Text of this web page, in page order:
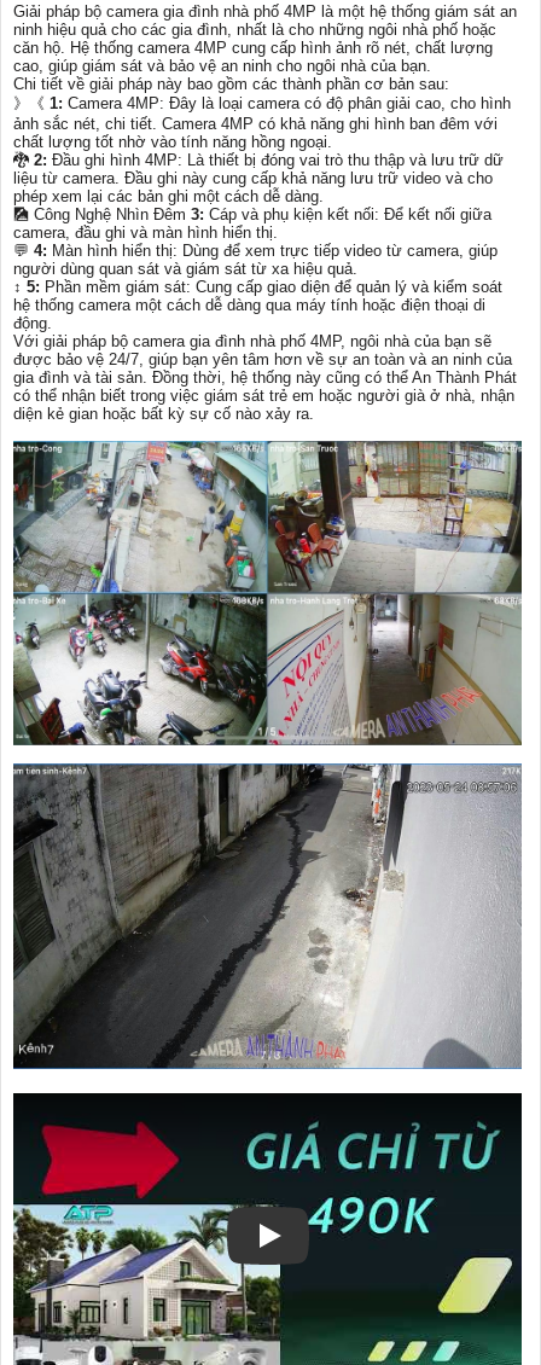
Giải pháp bộ camera gia đình nhà phố 4MP là một hệ thống giám sát an
ninh hiệu quả cho các gia đình, nhất là cho những ngôi nhà phố hoặc
căn hộ. Hệ thống camera 4MP cung cấp hình ảnh rõ nét, chất lượng
cao, giúp giám sát và bảo vệ an ninh cho ngôi nhà của bạn.
Chi tiết về giải pháp này bao gồm các thành phần cơ bản sau:
》《 1: Camera 4MP: Đây là loại camera có độ phân giải cao, cho hình
ảnh sắc nét, chi tiết. Camera 4MP có khả năng ghi hình ban đêm với
chất lượng tốt nhờ vào tính năng hồng ngoại.
🐉️ 2: Đầu ghi hình 4MP: Là thiết bị đóng vai trò thu thập và lưu trữ dữ
liệu từ camera. Đầu ghi này cung cấp khả năng lưu trữ video và cho
phép xem lại các bản ghi một cách dễ dàng.
🎑 Công Nghệ Nhìn Đêm 3: Cáp và phụ kiện kết nối: Để kết nối giữa
camera, đầu ghi và màn hình hiển thị.
️💬 4: Màn hình hiển thị: Dùng để xem trực tiếp video từ camera, giúp
người dùng quan sát và giám sát từ xa hiệu quả.
↕️ 5: Phần mềm giám sát: Cung cấp giao diện để quản lý và kiểm soát
hệ thống camera một cách dễ dàng qua máy tính hoặc điện thoại di
động.
Với giải pháp bộ camera gia đình nhà phố 4MP, ngôi nhà của bạn sẽ
được bảo vệ 24/7, giúp bạn yên tâm hơn về sự an toàn và an ninh của
gia đình và tài sản. Đồng thời, hệ thống này cũng có thể An Thành Phát
có thể nhận biết trong việc giám sát trẻ em hoặc người già ở nhà, nhận
diện kẻ gian hoặc bất kỳ sự cố nào xảy ra.